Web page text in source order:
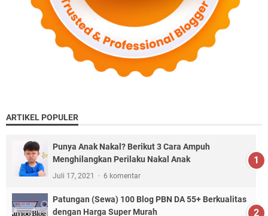
ARTIKEL POPULER
Punya Anak Nakal? Berikut 3 Cara Ampuh
Menghilangkan Perilaku Nakal Anak
Juli 17, 2021 6 komentar
Patungan (Sewa) 100 Blog PBN DA 55+ Berkualitas
dengan Harga Super Murah